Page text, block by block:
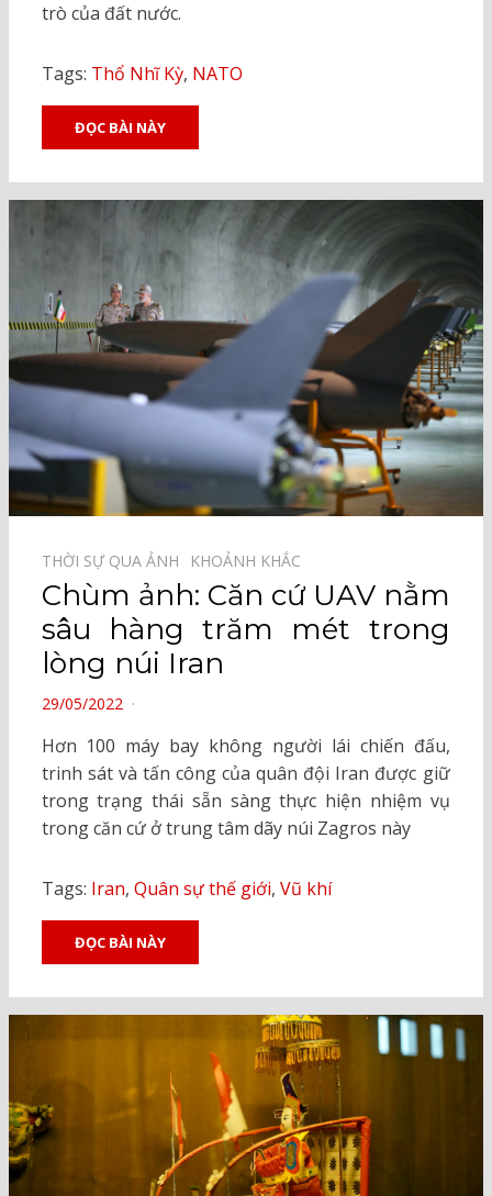
trò của đất nước.
Tags: Thổ Nhĩ Kỳ, NATO
ĐỌC BÀI NÀY
THỜI SỰ QUA ẢNH⠀ KHOẢNH KHẮC⠀
Chùm ảnh: Căn cứ UAV nằm
sâu hàng trăm mét trong
lòng núi Iran
POSTED
29/05/2022
Hơn 100 máy bay không người lái chiến đấu,
trinh sát và tấn công của quân đội Iran được giữ
trong trạng thái sẵn sàng thực hiện nhiệm vụ
trong căn cứ ở trung tâm dãy núi Zagros này
Tags: Iran, Quân sự thế giới, Vũ khí
ĐỌC BÀI NÀY